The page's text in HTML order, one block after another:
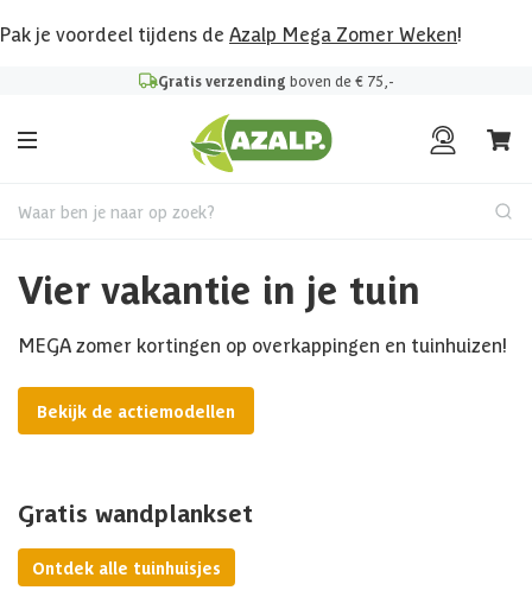
Pak je voordeel tijdens de Azalp Mega Zomer Weken!
Gratis verzending boven de € 75,-
Waar ben je naar op zoek?
Vier vakantie in je tuin
MEGA zomer kortingen op overkappingen en tuinhuizen!
Bekijk de actiemodellen
Gratis wandplankset
Ontdek alle tuinhuisjes